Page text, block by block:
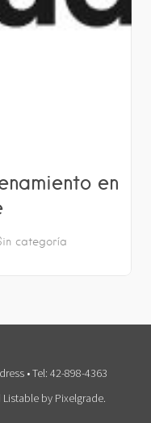
en
categoría
• Tel: 42-898-4363
Listable by Pixelgrade.